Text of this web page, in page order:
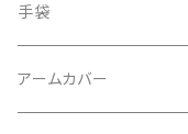
スカート
タンクトップ
イヤリング
ネックレス
手袋
アームカバー